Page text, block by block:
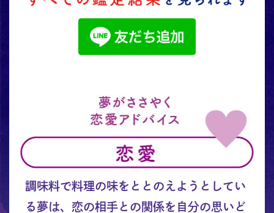
調味料で料理の味をととのえようとしてい
る夢は、恋の相手との関係を自分の思いど